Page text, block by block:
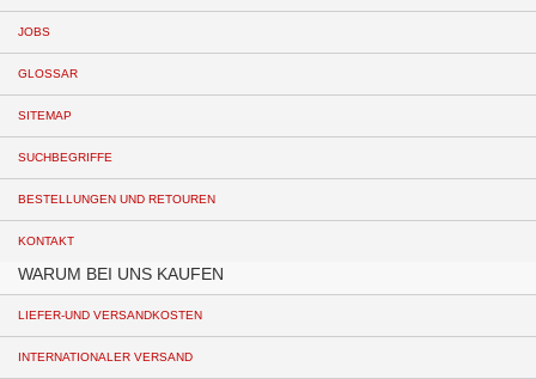
JOBS
GLOSSAR
SITEMAP
SUCHBEGRIFFE
BESTELLUNGEN UND RETOUREN
KONTAKT
WARUM BEI UNS KAUFEN
LIEFER-UND VERSANDKOSTEN
INTERNATIONALER VERSAND